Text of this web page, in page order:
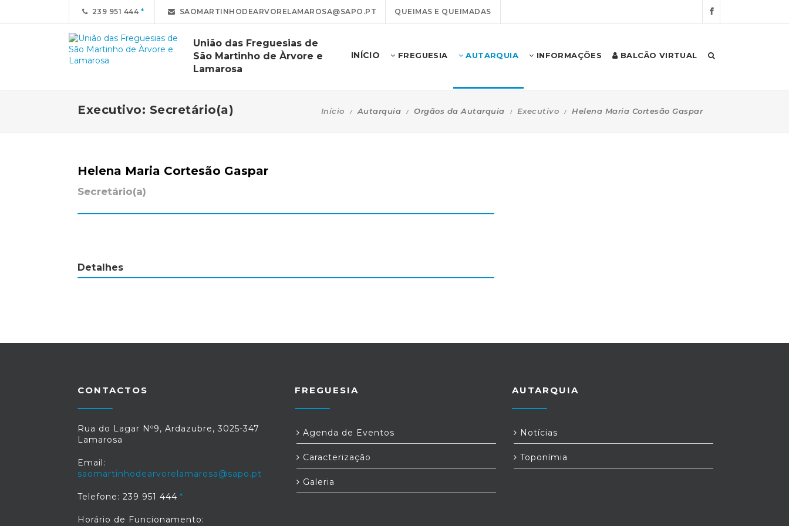
239 951 444 SAOMARTINHODEARVORELAMAROSA@SAPO.PT QUEIMAS E QUEIMADAS
União das Freguesias de
São Martinho de Àrvore e
Lamarosa
INÍCIO FREGUESIA AUTARQUIA INFORMAÇÕES BALCÃO VIRTUAL
Executivo: Secretário(a) Início Autarquia Orgãos da Autarquia Executivo Helena Maria Cortesão Gaspar
Helena Maria Cortesão Gaspar
Secretário(a)
Detalhes
CONTACTOS
Rua do Lagar Nº9, Ardazubre, 3025-347
Lamarosa
Email:
saomartinhodearvorelamarosa@sapo.pt
Telefone: 239 951 444
Horário de Funcionamento:
FREGUESIA
Agenda de Eventos
Caracterização
Galeria
AUTARQUIA
Notícias
Toponímia